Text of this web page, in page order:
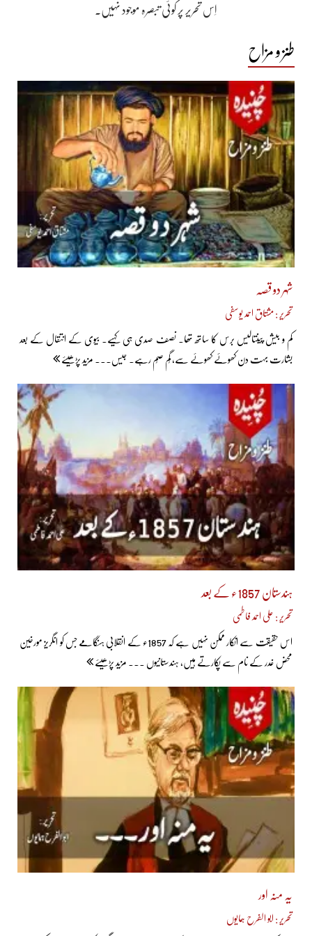
اِس تحریر پر کوئی تبصرہ موجود نہیں۔
طنز و مزاح
شہر دو قصہ
تحریر : مشتاق احمد یوسفی
کم و بیش پینتالیس برس کا ساتھ تھا۔ نصف صدی ہی کہیے۔ بیوی کے انتقال کے بعد
بشارت بہت دن کھوئے کھوئے سے، گُم صُم رہے۔ جیس... مزید پڑھیئے
ہندستان 1857ء کے بعد
تحریر : علی احمد فاطمی
اس حقیقت سے انکار ممکن نہیں ہے کہ 1857ء کے انقلابی ہنگامے جس کو انگریز مورخین
محض غدر کے نام سے پکارتے ہیں، ہندستانیوں ... مزید پڑھیئے
یہ منہ اور
تحریر : ابو الفرح ہمایوں